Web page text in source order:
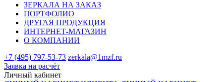
ЗЕРКАЛА НА ЗАКАЗ
ПОРТФОЛИО
ДРУГАЯ ПРОДУКЦИЯ
ИНТЕРНЕТ-МАГАЗИН
О КОМПАНИИ
+7 (495) 797-53-73 zerkala@1mzf.ru
Заявка на расчёт
Личный кабинет